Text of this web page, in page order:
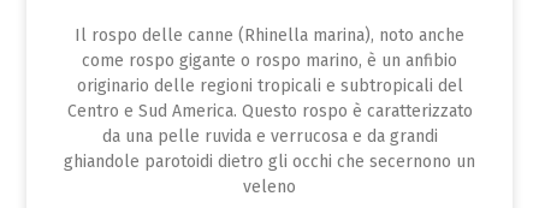
Il rospo delle canne (Rhinella marina), noto anche
come rospo gigante o rospo marino, è un anfibio
originario delle regioni tropicali e subtropicali del
Centro e Sud America. Questo rospo è caratterizzato
da una pelle ruvida e verrucosa e da grandi
ghiandole parotoidi dietro gli occhi che secernono un
veleno